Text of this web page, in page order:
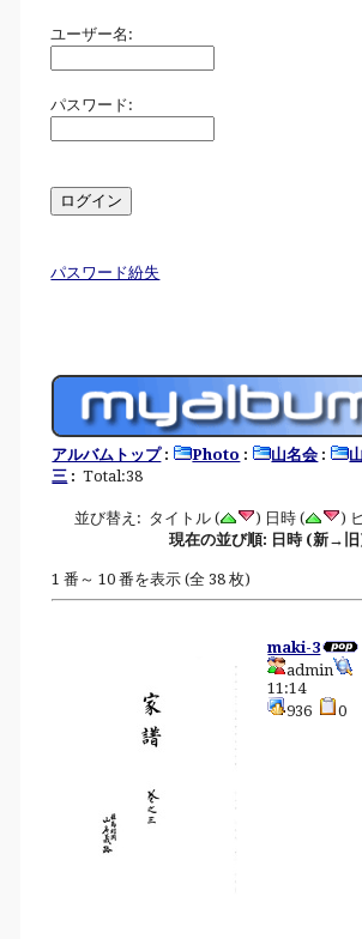
ユーザー名:
パスワード:
パスワード紛失
アルバムトップ: Photo : 山名会 :
三 : Total:38
並び替え: タイトル ( ) 日時 ( )
現在の並び順: 日時 (新→
1 番～ 10 番を表示 (全 38 枚)
maki-3
admin
11:14
936
0